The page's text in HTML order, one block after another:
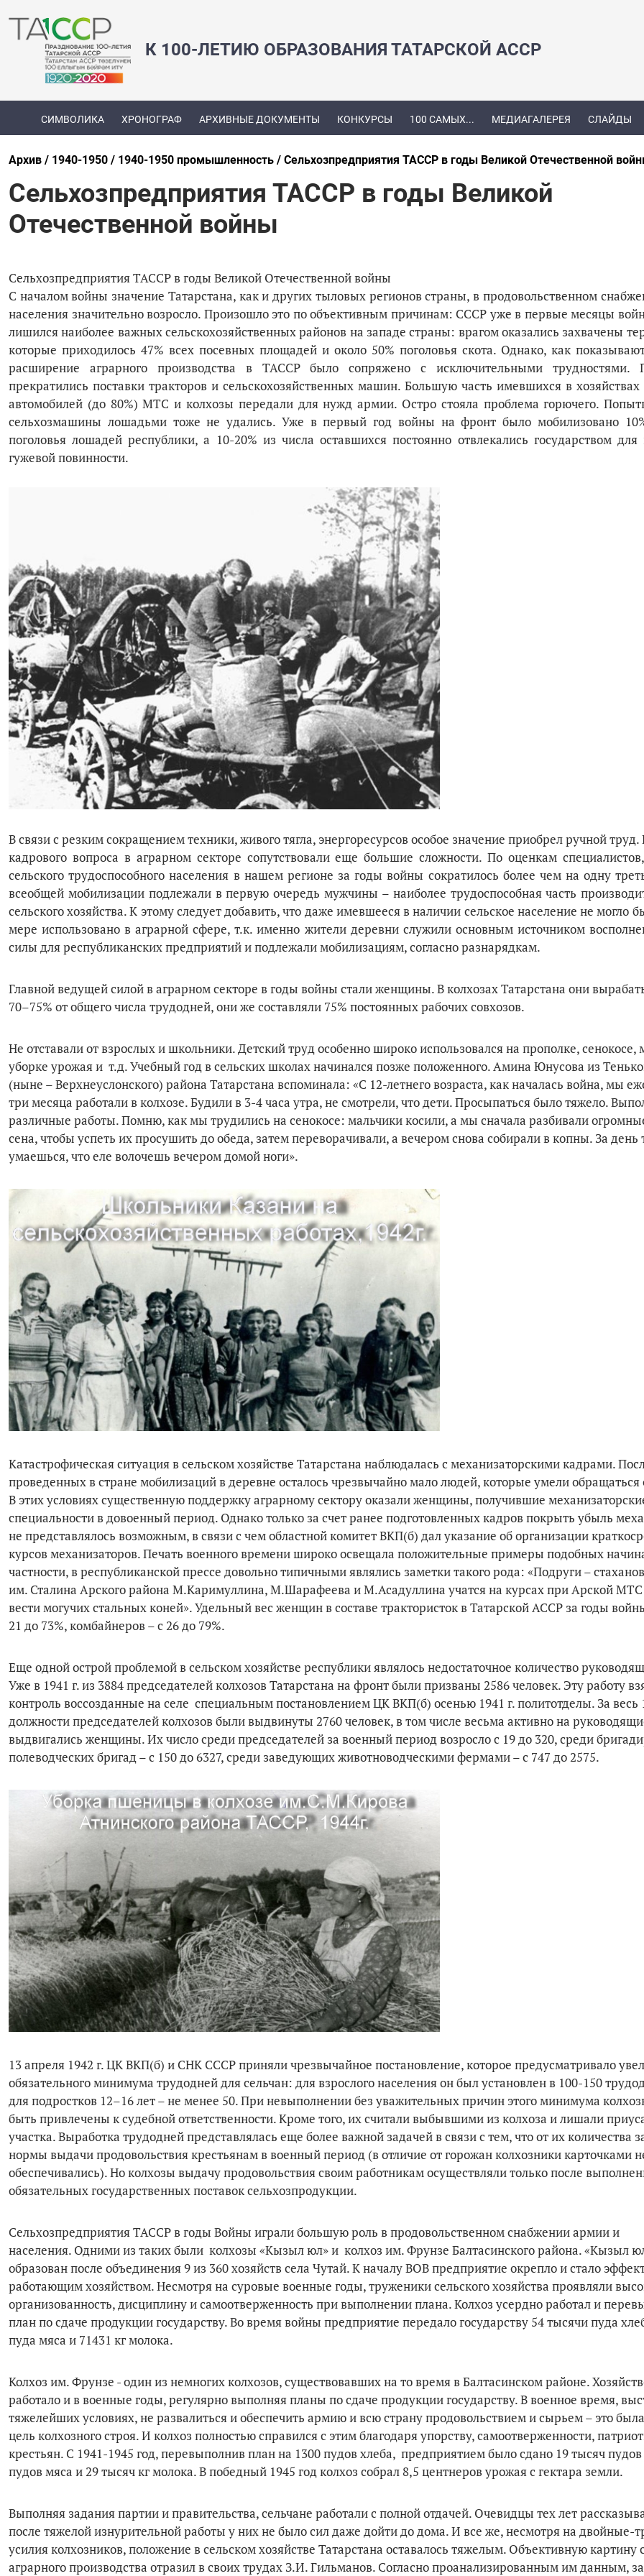
К 100-ЛЕТИЮ ОБРАЗОВАНИЯ ТАТАРСКОЙ АССР
СИМВОЛИКА ХРОНОГРАФ АРХИВНЫЕ ДОКУМЕНТЫ КОНКУРСЫ 100 САМЫХ... МЕДИАГАЛЕРЕЯ СЛАЙДЫ
Архив 1940-1950 1940-1950 промышленность Сельхозпредприятия ТАССР в годы Великой Отечественной
Сельхозпредприятия ТАССР в годы Великой
Отечественной войны
Сельхозпредприятия ТАССР в годы Великой Отечественной войны
С началом войны значение Татарстана, как и других тыловых регионов страны, в продовольственном
населения значительно возросло. Произошло это по объективным причинам: СССР уже в первые месяцы
лишился наиболее важных сельскохозяйственных рай­онов на западе страны: врагом оказались захвачены
которые приходилось 47% всех посевных площадей и около 50% поголовья скота. Однако, как
расширение аграрного производства в ТАССР бы­ло сопряжено с исключительными трудностями.
прекратились поставки тракторов и сельскохозяйственных машин. Большую часть имевшихся в хозяйствах
автомобилей (до 80%) МТС и колхозы передали для нужд армии. Остро стояла проблема горючего.
сельхозмашины лошадьми тоже не удались. Уже в первый год войны на фронт было мобилизовано
поголовья лошадей республики, а 10-20% из числа оставшихся постоянно отвлекались государством
гужевой повинности.
В связи с резким сокращением техники, живого тягла, энергоресур­сов особое значение приобрел ручной
кадрового вопроса в аграрном секторе сопутствовали еще большие сложности. По оценкам
сельского трудоспособного населения в нашем регионе за годы войны сократилось более чем на одну
всеобщей мобилизации подлежали в первую очередь мужчины – наиболее трудоспособная часть
сельского хозяйства. К этому следует добавить, что даже имевшееся в наличии сельское население не могло
мере использовано в аграрной сфере, т.к. именно жители деревни служили основным источником
силы для республиканских предприятий и подлежали мобилизациям, согласно разнарядкам.
Главной ведущей силой в аграрном секторе в годы войны ста­ли женщины. В колхозах Татарстана они
70–75% от общего числа трудодней, они же составляли 75% постоянных рабочих совхозов.
Не отставали от взрослых и школьники. Детский труд особенно широко использовался на прополке, сенокосе,
уборке урожая и т.д. Учебный год в сельских школах начинался позже положенного.Амина Юнусова из
(ныне – Верхнеуслонского) района Татарстана вспоминала: «С 12-летнего возраста, как началась война, мы
три месяца работали в колхозе. Будили в 3-4 часа утра, не смотрели, что дети. Просыпаться было тяжело.
различные работы. Помню, как мы трудились на сенокосе: мальчики косили, а мы сначала разбивали
сена, чтобы успеть их просушить до обеда, затем переворачивали, а вечером снова собирали в копны. За день
умаешься, что еле волочешь вечером домой ноги».
Катастрофическая ситуация в сельском хозяйстве Татарстана наблюдалась с механизаторскими кадрами.
проведенных в стране мобилизаций в деревне осталось чрезвычайно мало людей, которые умели обращаться
В этих условиях существенную поддержку аграрному сектору оказали женщины, получившие
специальности в довоенный период. Однако только за счет ранее подготовленных кадров покрыть убыль
не представлялось возможным, в связи с чем областной комитет ВКП(б) дал указание об организации
курсов механизаторов. Печать военного времени широко осве­щала положительные примеры подобных
частности, в республиканской прессе довольно типичными являлись заметки такого рода: «Подруги –
им. Сталина Арского рай­она М.Каримуллина, М.Шарафеева и М.Асадуллина учатся на курсах при Арской МТС
вести могучих стальных коней». Удельный вес женщин в составе трактористок в Татарской АССР за годы
21 до 73%, комбайнеров – с 26 до 79%.
Еще одной острой проблемой в сельском хозяйстве республики являлось недостаточное количество
Уже в 1941 г. из 3884 председателей колхозов Татарстана на фронт были призваны 2586 человек. Эту работу
контроль воссозданные на селе специальным постановлением ЦК ВКП(б) осенью 1941 г. политотделы. За весь
должности председателей колхозов были выдвинуты 2760 человек, в том числе весьма активно на
выдвигались женщины. Их число среди председателей за военный период возросло с 19 до 320, среди
полеводческих бригад – с 150 до 6327, среди заведующих животноводческими фермами – с 747 до 2575.
13 ап­реля 1942 г. ЦК ВКП(б) и СНК СССР приняли чрезвычайное постановление, которое предусматривало
обязательного минимума трудодней для сельчан: для взрослого населения он был установлен в 100-150
для подростков 12–16 лет – не менее 50. При невыполнении без уважительных причин этого минимума
быть привлечены к судебной ответственности. Кроме того, их считали выбывшими из колхоза и лишали
участка. Выработка трудодней представлялась еще более важной задачей в связи с тем, что от их количества
нормы выдачи продовольствия крестьянам в военный период (в отличие от горожан колхозники карточками
обеспечивались). Но колхозы выдачу продовольствия своим работникам осуществляли только после
обязательных государственных поставок сельхозпродукции.
Сельхозпредприятия ТАССР в годы Войны играли большую роль в продовольственном снабжении армии и
населения. Одними из таких были колхозы «Кызыл юл» и колхоз им. Фрунзе Балтасинского района. «Кызыл
образован после объединения 9 из 360 хозяйств села Чутай. К началу ВОВ предприятие окрепло и стало
работающим хозяйством. Несмотря на суровые военные годы, труженики сельского хозяйства проявляли
организованность, дисциплину и самоотверженность при выполнении плана. Колхоз усердно работал и
план по сдаче продукции государству. Во время войны предприятие передало государству 54 тысячи пуда
пуда мяса и 71431 кг молока.
Колхоз им. Фрунзе - один из немногих колхозов, существовавших на то время в Балтасинском районе.
работало и в военные годы, регулярно выполняя планы по сдаче продукции государству. В военное время,
тяжелейших условиях, не развалиться и обеспечить армию и всю страну продовольствием и сырьем – это
цель колхозного строя. И колхоз полностью справился с этим благодаря упорству, самоотверженности,
крестьян. С 1941-1945 год, перевыполнив план на 1300 пудов хлеба, предприятием было сдано 19 тысяч пудов
пудов мяса и 29 тысяч кг молока. В победный 1945 год колхоз собрал 8,5 центнеров урожая с гектара земли.
Выполняя задания партии и правительства, сельчане работали с полной отдачей. Очевидцы тех лет
после тяжелой изнурительной работы у них не было сил даже дойти до дома. И все же, несмотря на двойные-
усилия колхозников, положение в сельском хозяйстве Татарстана оставалось тяжелым. Объективную картину
аграрного производства отразил в своих трудах З.И. Гильманов. Согласно проанализированным им данным,